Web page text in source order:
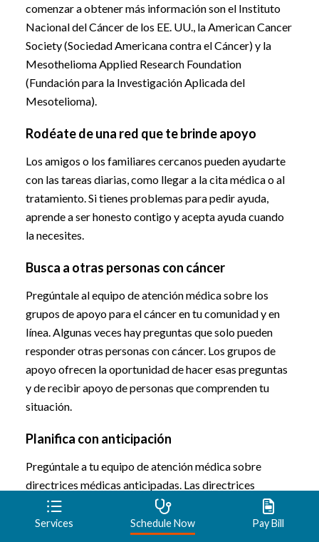
comenzar a obtener más información son el Instituto
Nacional del Cáncer de los EE. UU., la American Cancer
Society (Sociedad Americana contra el Cáncer) y la
Mesothelioma Applied Research Foundation
(Fundación para la Investigación Aplicada del
Mesotelioma).
Rodéate de una red que te brinde apoyo
Los amigos o los familiares cercanos pueden ayudarte
con las tareas diarias, como llegar a la cita médica o al
tratamiento. Si tienes problemas para pedir ayuda,
aprende a ser honesto contigo y acepta ayuda cuando
la necesites.
Busca a otras personas con cáncer
Pregúntale al equipo de atención médica sobre los
grupos de apoyo para el cáncer en tu comunidad y en
línea. Algunas veces hay preguntas que solo pueden
responder otras personas con cáncer. Los grupos de
apoyo ofrecen la oportunidad de hacer esas preguntas
y de recibir apoyo de personas que comprenden tu
situación.
Planifica con anticipación
Pregúntale a tu equipo de atención médica sobre
directrices médicas anticipadas. Las directrices
médicas anticipadas le brindan a tu familia pautas
sobre tus deseos médicos en caso de que ya no puedas
Services Schedule Now Pay Bill